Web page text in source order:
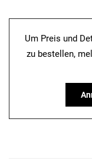
Um Preis und
zu bestellen,